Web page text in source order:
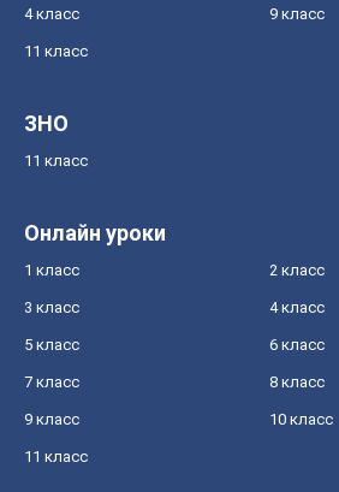
4 класс 9 класс
11 класс
ЗНО
11 класс
Онлайн уроки
1 класс 2 класс
3 класс 4 класс
5 класс 6 класс
7 класс 8 класс
9 класс 10 класс
11 класс